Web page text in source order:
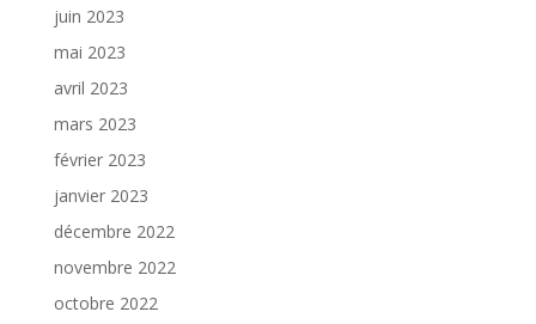
juin 2023
mai 2023
avril 2023
mars 2023
février 2023
janvier 2023
décembre 2022
novembre 2022
octobre 2022